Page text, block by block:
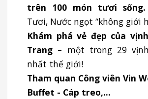
trên 100 món tươi sống.
Tươi, Nước ngọt “không giới
Khám phá vẻ đẹp của
Trang – một trong 29
nhất thế giới!
Tham quan Công viên Vin
Buffet - Cáp treo,…